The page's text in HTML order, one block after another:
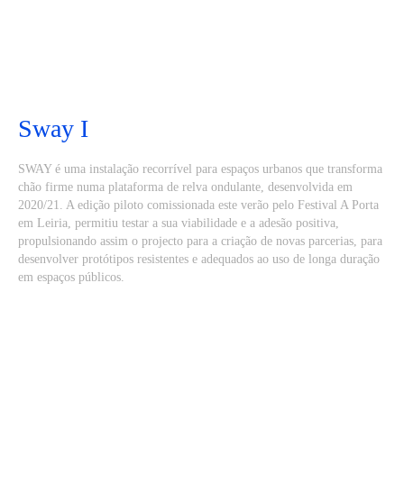
Sway I
SWAY é uma instalação recorrível para espaços urbanos que transforma
chão firme numa plataforma de relva ondulante, desenvolvida em
2020/21. A edição piloto comissionada este verão pelo Festival A Porta
em Leiria, permitiu testar a sua viabilidade e a adesão positiva,
propulsionando assim o projecto para a criação de novas parcerias, para
desenvolver protótipos resistentes e adequados ao uso de longa duração
em espaços públicos.